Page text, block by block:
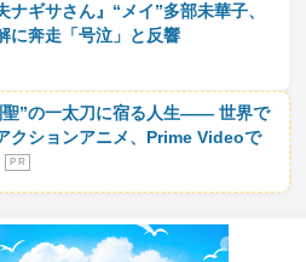
ナギサさん』“メイ”多部未華子、
に奔走「号泣」と反響
聖”の一太刀に宿る人生―― 世界で
クションアニメ、Prime Videoで
P R